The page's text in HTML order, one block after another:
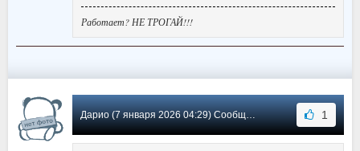
Работает? НЕ ТРОГАЙ!!!
Дарио (7 января 2026 04:29) Сообщение #32 1